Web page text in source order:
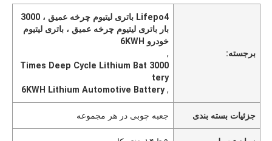
برجسته:
Lifepo4 باتری لیتیوم چرخه عمیق ، 3000
بار باتری لیتیوم چرخه عمیق ، باتری لیتیوم
خودرو 6KWH
,
3000 Times Deep Cycle Lithium Bat
tery
,
6KWH Lithium Automotive Battery
جزئیات بسته بندی جعبه چوبی در هر مجموعه